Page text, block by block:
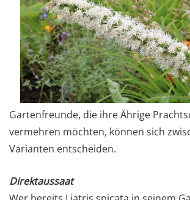
Gartenfreunde, die ihre Ährige
vermehren möchten, können sich
Varianten entscheiden.
Direktaussaat